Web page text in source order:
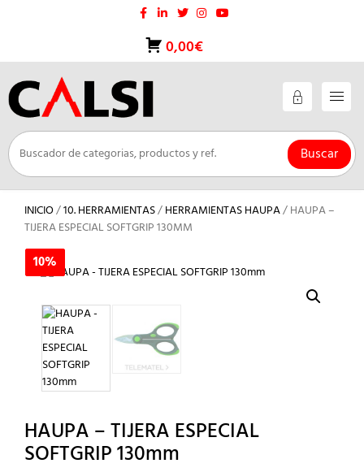
0,00€
Buscar
INICIO/10. HERRAMIENTAS/HERRAMIENTAS HAUPA/ HAUPA –
TIJERA ESPECIAL SOFTGRIP 130MM
10%
HAUPA – TIJERA ESPECIAL
SOFTGRIP 130mm
10%